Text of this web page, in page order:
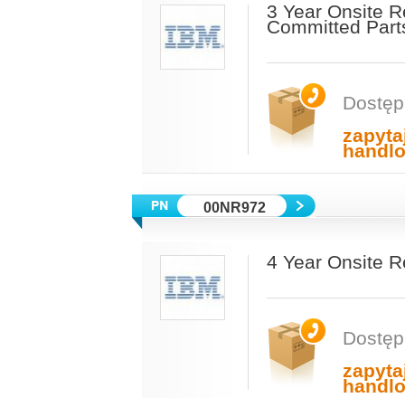
3 Year Onsite
Committed
00NR972
4 Year Onsite